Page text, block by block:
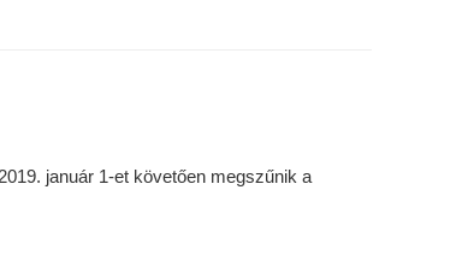
január 1-et követően megszűnik a